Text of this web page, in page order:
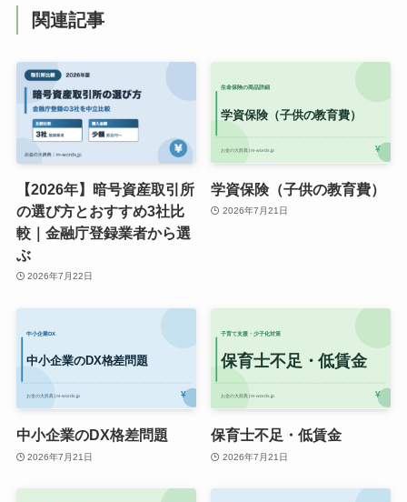
関連記事
【2026年】暗号資産取引所
の選び方とおすすめ3社比
較｜金融庁登録業者から選
ぶ
2026年7月22日
学資保険（子供の教育費）
2026年7月21日
中小企業のDX格差問題
2026年7月21日
保育士不足・低賃金
2026年7月21日